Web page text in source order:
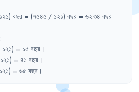
১২১) বছর = (৭৫৪৫ / ১২১) বছর = ৬২.৩৪ বছর
:
১২১) = ১৫ বছর ।
১২১) = ৪১ বছর ।
১২১) = ৬৫ বছর ।